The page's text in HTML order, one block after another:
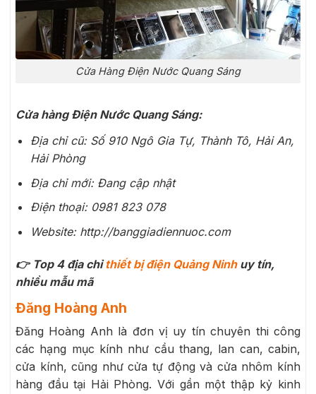
Cửa Hàng Điện Nước Quang Sáng
Cửa hàng Điện Nước Quang Sáng:
Địa chỉ cũ: Số 910 Ngô Gia Tự, Thành Tô, Hải An,
Hải Phòng
Địa chỉ mới: Đang cập nhật
Điện thoại: 0981 823 078
Website: http://banggiadiennuoc.com
👉 Top 4 địa chỉthiết bị điện Quảng Ninhuy tín,
nhiều mẫu mã
Đăng Hoàng Anh
Đăng Hoàng Anh là đơn vị uy tín chuyên thi công
các hạng mục kính như cầu thang, lan can, cabin,
cửa kính, cũng như cửa tự động và cửa nhôm kính
hàng đầu tại Hải Phòng. Với gần một thập kỷ kinh